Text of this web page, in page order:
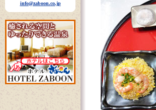
info@zaboon.co.jp